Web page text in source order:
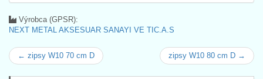
Výrobca (GPSR):
NEXT METAL AKSESUAR SANAYI VE TIC.A.S
← zipsy W10 70 cm D zipsy W10 80 cm D →